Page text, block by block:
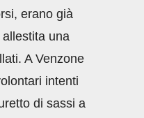
erano già
una
A Venzone
intenti
di sassi a